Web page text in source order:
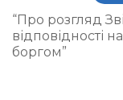
“Про розгляд
відповідності
боргом”